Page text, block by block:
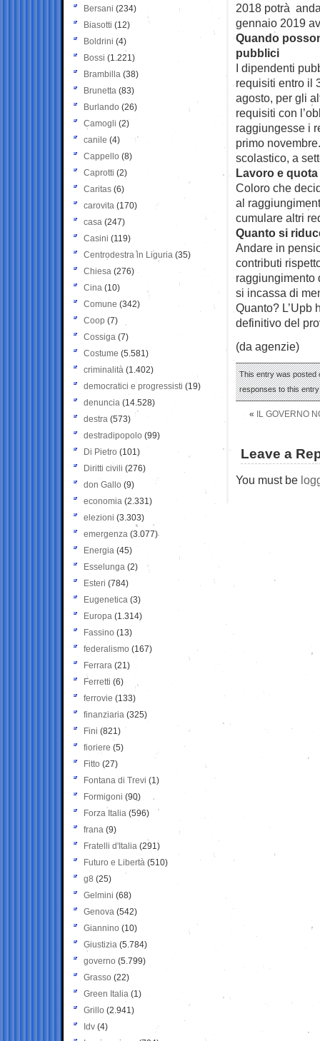
2018 potrà
gennaio 2019
Quando
pubblici
I dipendenti
requisiti entro il
agosto, per gli
requisiti con
raggiungesse i
primo
scolastico, a
Lavoro e quota
Coloro che
al
cumulare altri
Quanto si
Andare in
contributi
raggiungimento
si incassa di
Quanto? L’Upb
definitivo del
(da agenzie)
This entry was posted
responses to this
« IL GOVERNO
Leave a
You must be
Bersani (234)
Biasotti (12)
Boldrini (4)
Bossi (1.221)
Brambilla (38)
Brunetta (83)
Burlando (26)
Camogli (2)
canile (4)
Cappello (8)
Caprotti (2)
Caritas (6)
carovita (170)
casa (247)
Casini (119)
Centrodestra in Liguria (35)
Chiesa (276)
Cina (10)
Comune (342)
Coop (7)
Cossiga (7)
Costume (5.581)
criminalità (1.402)
democratici e progressisti (19)
denuncia (14.528)
destra (573)
destradipopolo (99)
Di Pietro (101)
Diritti civili (276)
don Gallo (9)
economia (2.331)
elezioni (3.303)
emergenza (3.077)
Energia (45)
Esselunga (2)
Esteri (784)
Eugenetica (3)
Europa (1.314)
Fassino (13)
federalismo (167)
Ferrara (21)
Ferretti (6)
ferrovie (133)
finanziaria (325)
Fini (821)
fioriere (5)
Fitto (27)
Fontana di Trevi (1)
Formigoni (90)
Forza Italia (596)
frana (9)
Fratelli d'Italia (291)
Futuro e Libertà (510)
g8 (25)
Gelmini (68)
Genova (542)
Giannino (10)
Giustizia (5.784)
governo (5.799)
Grasso (22)
Green Italia (1)
Grillo (2.941)
Idv (4)